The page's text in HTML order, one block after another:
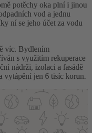
potěchy oka plní i jinou
vod a jednu
ní se jeho účet za vodu
víc. Bydlením
s využitím rekuperace
nádrži, izolaci a fasádě
vytápění jen 6 tisíc korun.